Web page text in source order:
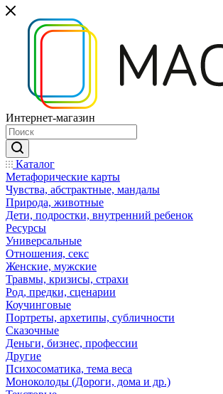
Интернет-магазин
Каталог
Mетафорические карты
Чувства, абстрактные, мандалы
Природа, животные
Дети, подростки, внутренний ребенок
Ресурсы
Универсальные
Отношения, секс
Женские, мужские
Травмы, кризисы, страхи
Род, предки, сценарии
Коучинговые
Портреты, архетипы, субличности
Сказочные
Деньги, бизнес, профессии
Другие
Психосоматика, тема веса
Моноколоды (Дороги, дома и др.)